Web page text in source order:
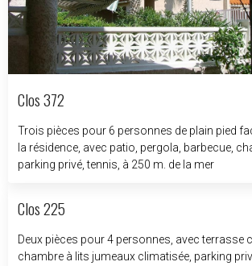
Clos 372
Trois pièces pour 6 personnes de plain pied
la résidence, avec patio, pergola, barbecue,
parking privé, tennis, à 250 m. de la mer
Clos 225
Deux pièces pour 4 personnes, avec terrasse
chambre à lits jumeaux climatisée, parking